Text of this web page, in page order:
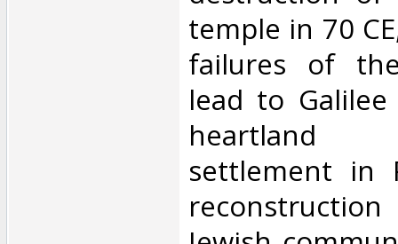
temple in 70
failures of
lead to
heartland
settlement in